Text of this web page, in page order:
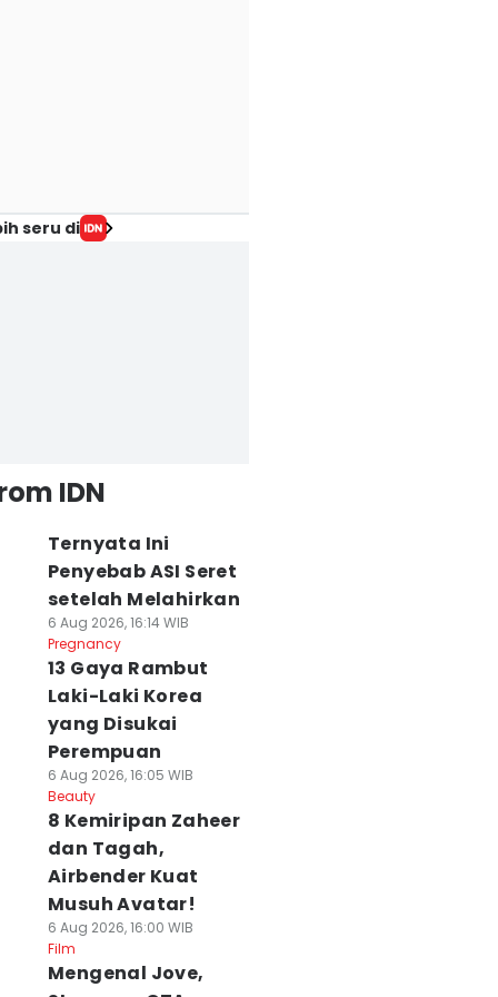
seru di
IDN
Ternyata Ini
Penyebab ASI Seret
setelah Melahirkan
6 Aug 2026, 16:14 WIB
Pregnancy
13 Gaya Rambut
Laki-Laki Korea
yang Disukai
Perempuan
6 Aug 2026, 16:05 WIB
Beauty
8 Kemiripan Zaheer
dan Tagah,
Airbender Kuat
Musuh Avatar!
6 Aug 2026, 16:00 WIB
Film
Mengenal Jove,